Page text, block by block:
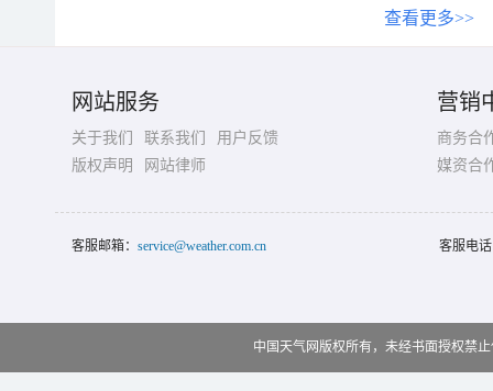
查看更多>>
网站服务
关于我们 联系我们
用户反馈
版权声明
网站律师
营销
商务合
媒资合
客服邮箱： service@weather.com.cn 客服电
中国天气网版权所有，未经书面授权